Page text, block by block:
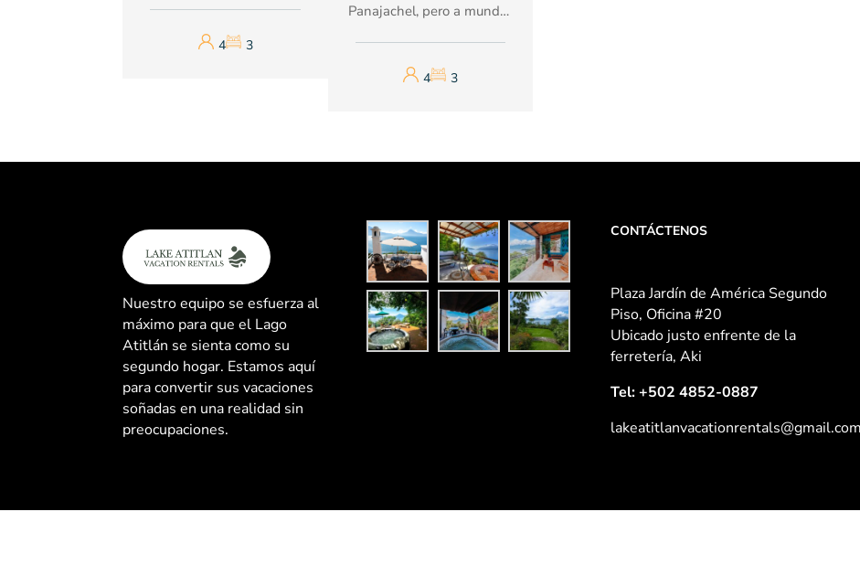
único y de dos pisos te
4 3
Panajachel, pero a mundos
único y de dos pisos te
orientado al oeste enmarca
las vistas siempre
cambiantes desde todos
los lugares en la cima de
su posición sobre el lago!
4 3
Nuestro equipo se esfuerza al
máximo para que el Lago
Atitlán se sienta como su
segundo hogar. Estamos aquí
para convertir sus vacaciones
soñadas en una realidad sin
preocupaciones.
CONTÁCTENOS
Plaza Jardín de América Segundo
Piso, Oficina #20
Ubicado justo enfrente de la
ferretería, Aki
Tel:+502 4852-0887
lakeatitlanvacationrentals@gmail.com